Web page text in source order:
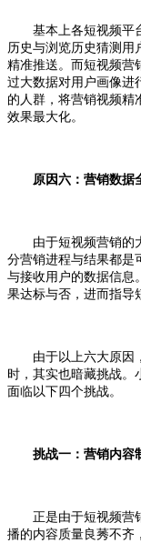
基本上各短视频平台
历史与浏览历史猜测用
精准推送。而短视频营
过大数据对用户画像进
的人群，将营销视频精
效果最大化。
原因六：营销数据
由于短视频营销的大
分营销进程与结果都是
与接收用户的数据信息
果达标与否，进而指导
由于以上六大原因，
时，其实也暗藏挑战。
面临以下四个挑战。
挑战一：营销内容
正是由于短视频营销
播的内容质量良莠不齐